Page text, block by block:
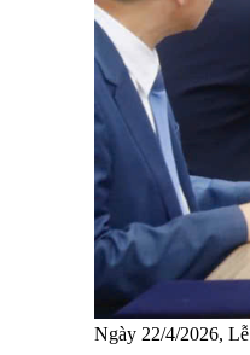
Ngày 22/4/2026,